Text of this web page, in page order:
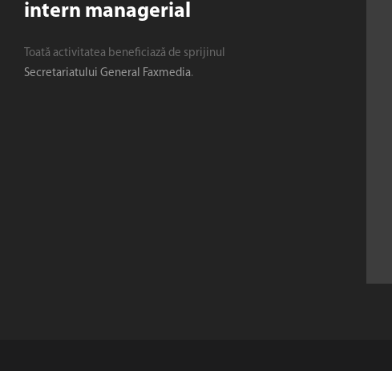
intern managerial
Toată activitatea beneficiază de sprijinul
Secretariatului General Faxmedia.